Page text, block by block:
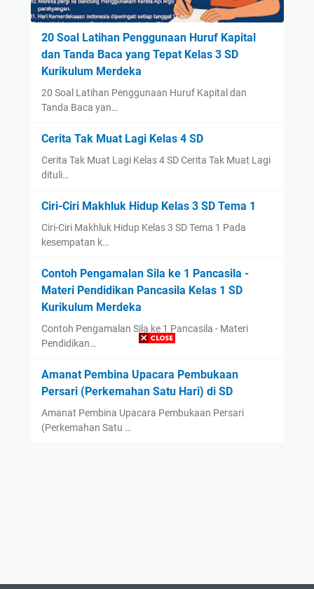
20 Soal Latihan Penggunaan Huruf Kapital
dan Tanda Baca yang Tepat Kelas 3 SD
Kurikulum Merdeka
20 Soal Latihan Penggunaan Huruf Kapital dan
Tanda Baca yan…
Cerita Tak Muat Lagi Kelas 4 SD
Cerita Tak Muat Lagi Kelas 4 SD Cerita Tak Muat Lagi
dituli…
Ciri-Ciri Makhluk Hidup Kelas 3 SD Tema 1
Ciri-Ciri Makhluk Hidup Kelas 3 SD Tema 1 Pada
kesempatan k…
Contoh Pengamalan Sila ke 1 Pancasila -
Materi Pendidikan Pancasila Kelas 1 SD
Kurikulum Merdeka
Contoh Pengamalan Sila ke 1 Pancasila - Materi
Pendidikan…
Amanat Pembina Upacara Pembukaan
Persari (Perkemahan Satu Hari) di SD
Amanat Pembina Upacara Pembukaan Persari
(Perkemahan Satu …